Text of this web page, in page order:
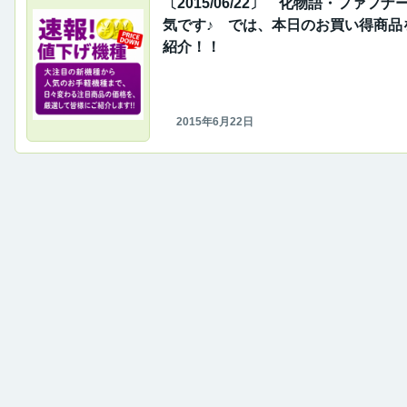
〔2015/06/22〕 化物語・ファフナ
気です♪ では、本日のお買い得商品
紹介！！
2015年6月22日